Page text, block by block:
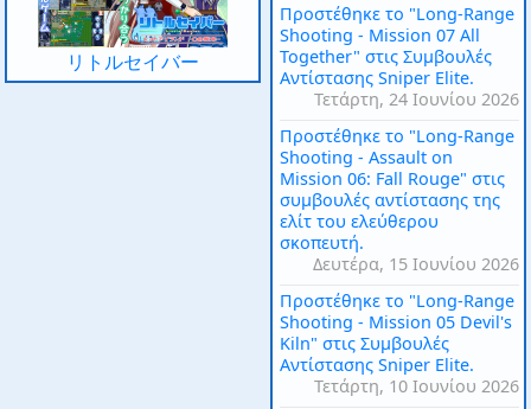
リトルセイバー
Προστέθηκε το "Long-Range
Shooting - Mission 07 All
Together" στις Συμβουλές
Αντίστασης Sniper Elite.
Τετάρτη, 24 Ιουνίου 2026
Προστέθηκε το "Long-Range
Shooting - Assault on
Mission 06: Fall Rouge" στις
συμβουλές αντίστασης της
ελίτ του ελεύθερου
σκοπευτή.
Δευτέρα, 15 Ιουνίου 2026
Προστέθηκε το "Long-Range
Shooting - Mission 05 Devil's
Kiln" στις Συμβουλές
Αντίστασης Sniper Elite.
Τετάρτη, 10 Ιουνίου 2026